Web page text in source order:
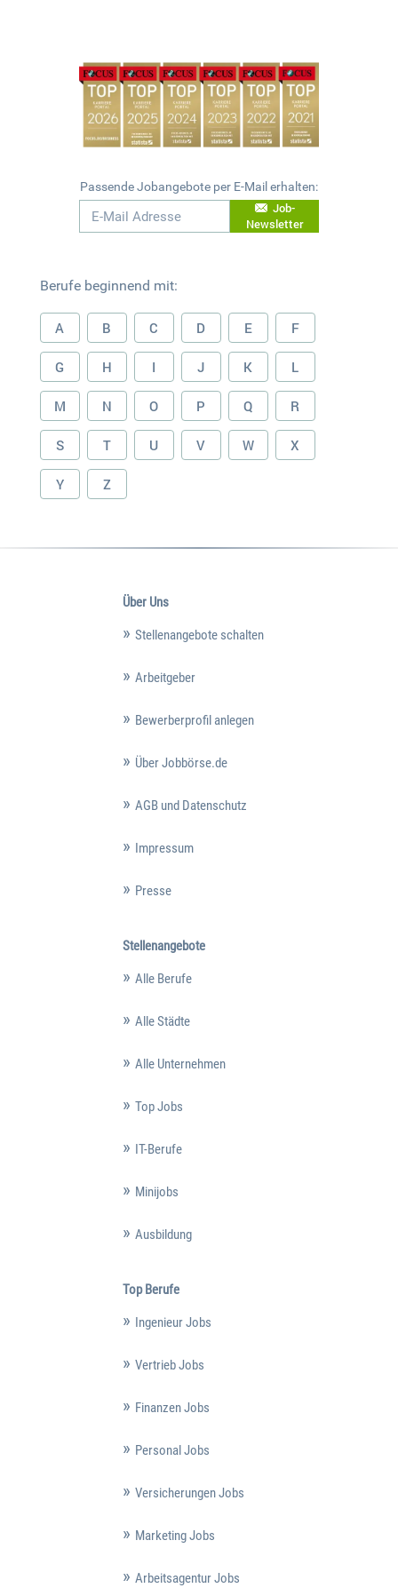
Passende Jobangebote per E-Mail erhalten:
Job-
Newsletter
Berufe beginnend mit:
A B C D E F
G H I J K L
M N O P Q R
S T U V W X
Y Z
Über Uns
Stellenangebote schalten
Arbeitgeber
Bewerberprofil anlegen
Über Jobbörse.de
AGB und Datenschutz
Impressum
Presse
Stellenangebote
Alle Berufe
Alle Städte
Alle Unternehmen
Top Jobs
IT-Berufe
Minijobs
Ausbildung
Top Berufe
Ingenieur Jobs
Vertrieb Jobs
Finanzen Jobs
Personal Jobs
Versicherungen Jobs
Marketing Jobs
Arbeitsagentur Jobs